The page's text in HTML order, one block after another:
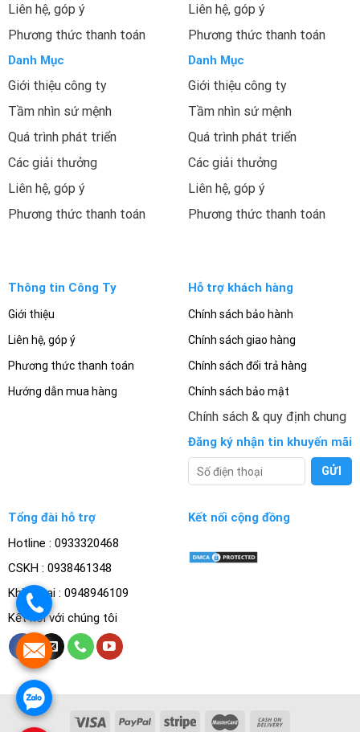
Liên hệ, góp ý
Phương thức thanh toán
Liên hệ, góp ý
Phương thức thanh toán
Danh Mục
Giới thiệu công ty
Tầm nhìn sứ mệnh
Quá trình phát triển
Các giải thưởng
Liên hệ, góp ý
Phương thức thanh toán
Danh Mục
Giới thiệu công ty
Tầm nhìn sứ mệnh
Quá trình phát triển
Các giải thưởng
Liên hệ, góp ý
Phương thức thanh toán
Thông tin Công Ty
Giới thiệu
Liên hệ, góp ý
Phương thức thanh toán
Hướng dẫn mua hàng
Hỗ trợ khách hàng
Chính sách bảo hành
Chính sách giao hàng
Chính sách đổi trả hàng
Chính sách bảo mật
Chính sách & quy định chung
Đăng ký nhận tin khuyến mãi
Tổng đài hỗ trợ
Hotline : 0933320468
CSKH : 0938461348
Khiếu nại : 0948946109
Kết nối với chúng tôi
Kết nối cộng đồng
.
.
.